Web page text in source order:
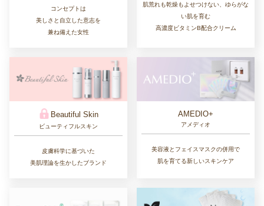
コンセプトは
美しさと自立した意志を
兼ね備えた女性
肌荒れも乾燥もよせつけない、ゆらがな
い肌を育む
高濃度ビタミンB配合クリーム
Beautiful Skin
ビューティフルスキン
皮膚科学に基づいた
美肌理論を生かしたブランド
AMEDIO+
アメディオ
美容液とフェイスマスクの併用で
肌を育てる新しいスキンケア